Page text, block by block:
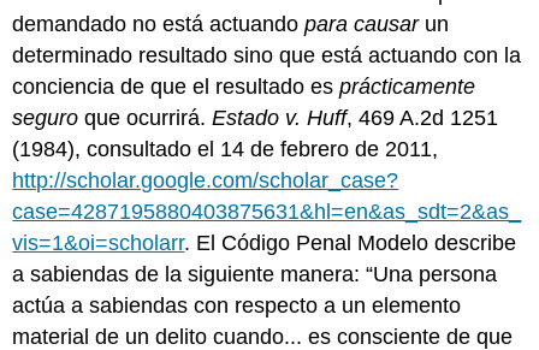
demandado no está actuandopara causarun
determinado resultado sino que está actuando con la
conciencia de que el resultado esprácticamente
seguro que ocurrirá.Estado v. Huff, 469 A.2d 1251
(1984), consultado el 14 de febrero de 2011,
http://scholar.google.com/scholar_case?
case=4287195880403875631&hl=en&as_sdt=2&as_
vis=1&oi=scholarr. El Código Penal Modelo describe
a sabiendas de la siguiente manera: “Una persona
actúa a sabiendas con respecto a un elemento
material de un delito cuando... es consciente de que